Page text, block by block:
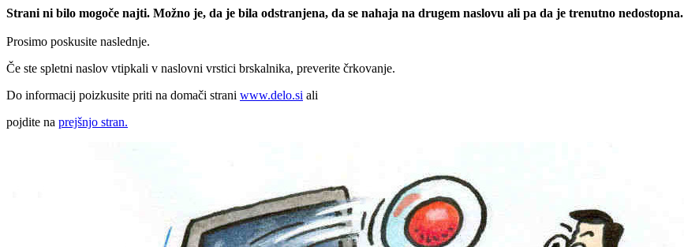
Strani ni bilo mogoče najti. Možno je, da je bila odstranjena, da se nahaja na drugem naslovu ali pa da je trenutno nedostopna.
Prosimo poskusite naslednje.
Če ste spletni naslov vtipkali v naslovni vrstici brskalnika, preverite črkovanje.
Do informacij poizkusite priti na domači strani www.delo.si ali
pojdite na prejšnjo stran.